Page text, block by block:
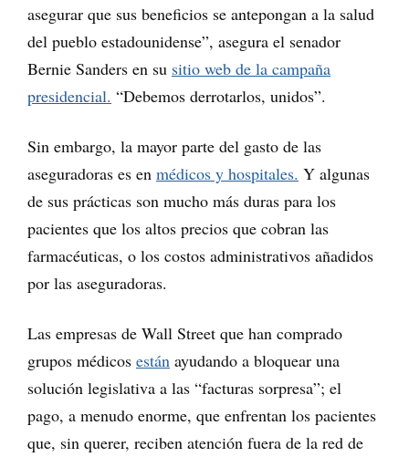
asegurar que sus beneficios se antepongan a la salud
del pueblo estadounidense”, asegura el senador
Bernie Sanders en su sitio web de la campaña
presidencial. “Debemos derrotarlos, unidos”.
Sin embargo, la mayor parte del gasto de las
aseguradoras es en médicos y hospitales. Y algunas
de sus prácticas son mucho más duras para los
pacientes que los altos precios que cobran las
farmacéuticas, o los costos administrativos añadidos
por las aseguradoras.
Las empresas de Wall Street que han comprado
grupos médicos están ayudando a bloquear una
solución legislativa a las “facturas sorpresa”; el
pago, a menudo enorme, que enfrentan los pacientes
que, sin querer, reciben atención fuera de la red de